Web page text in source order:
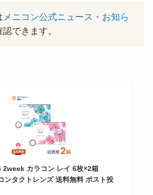
メニコン公式ニュース・お知ら
認できます。
2week カラコン レイ 6枚×2箱
ンタクトレンズ 送料無料 ポスト投